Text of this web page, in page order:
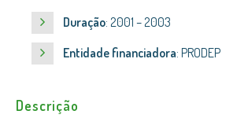
Duração: 2001 – 2003
Entidade financiadora: PRODEP
Descrição